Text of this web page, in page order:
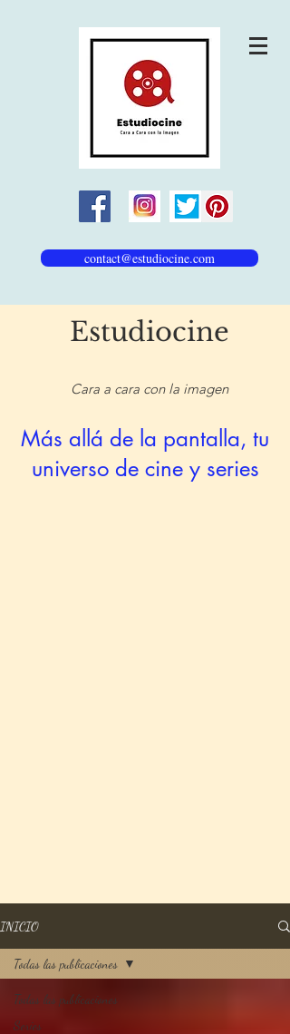
contact@estudiocine.com
Estudiocine
Cara a cara con la imagen
Más allá de la pantalla, tu
universo de cine y series
INICIO
Todas las publicaciones
Series
Todas las publicaciones